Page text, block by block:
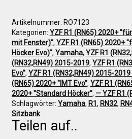
Mein Konto
Allgemeine
FAQs
Impressum
Bügelsatz
für
Höcker
ENDURANCE
Menge
Artikelnummer: RO7123
Kategorien: YZF R1 (RN65) 2020+
mit Fenster)", YZF R1 (RN65) 2020+
Höcker Evo)", Yamaha, YZF R1
(RN32,RN49) 2015-2019, YZF R1
Evo", YZF R1 (RN32,RN49) 2015-
(RN65) 2020+ "IMT Evo", YZF R1
2020+ "Standard Höcker", — YZF R1
Schlagwörter: Yamaha, R1 , RN32,
Sitzbank
Teilen auf..